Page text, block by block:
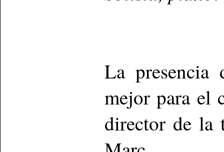
La presencia
mejor para el
director de la